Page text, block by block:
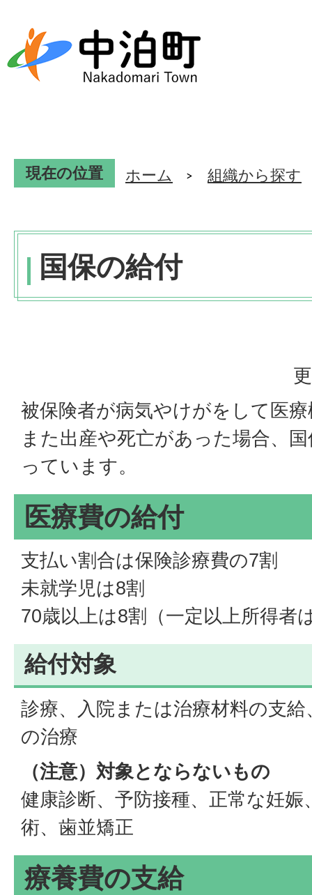
現在の位置 ホーム 組織から探す
国保の給付
被保険者が病気やけがをして医
また出産や死亡があった場合、
っています。
医療費の給付
支払い割合は保険診療費の7割
未就学児は8割
70歳以上は8割（一定以上所得者
給付対象
診療、入院または治療材料の支
の治療
（注意）対象とならないもの
健康診断、予防接種、正常な妊娠
術、歯並矯正
療養費の支給